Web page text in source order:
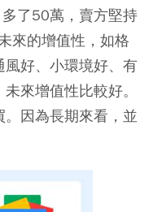
了50萬，賣方堅持
來的增值性，如格
風好、小環境好、有
來增值性比較好。
因為長期來看，並